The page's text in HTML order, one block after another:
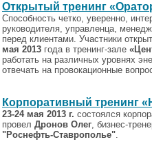
Открытый тренинг
Способность четко, уверенно,
руководителя, управленца,
перед клиентами. Участники
мая 2013 года в тренинг-зале
работать на различных уровнях
отвечать на провокационные
Корпоративный тренинг
23-24 мая 2013 г. состоялся
провел Дронов Олег, бизнес-
"Роснефть-Ставрополье".